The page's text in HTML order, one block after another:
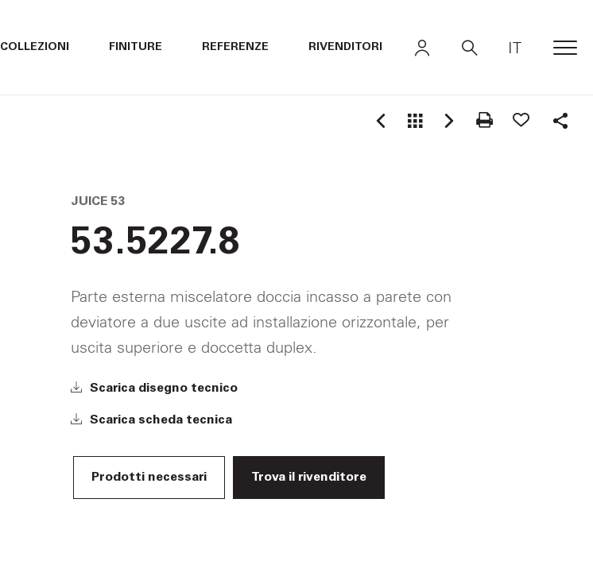
COLLEZIONI FINITURE REFERENZE RIVENDITORI IT
Share
JUICE 53
53.5227.8
Parte esterna miscelatore doccia incasso a parete con
deviatore a due uscite ad installazione orizzontale, per
uscita superiore e doccetta duplex.
Scarica disegno tecnico
Scarica scheda tecnica
Prodotti necessari Trova il rivenditore
ITALIANO
ITALIANO